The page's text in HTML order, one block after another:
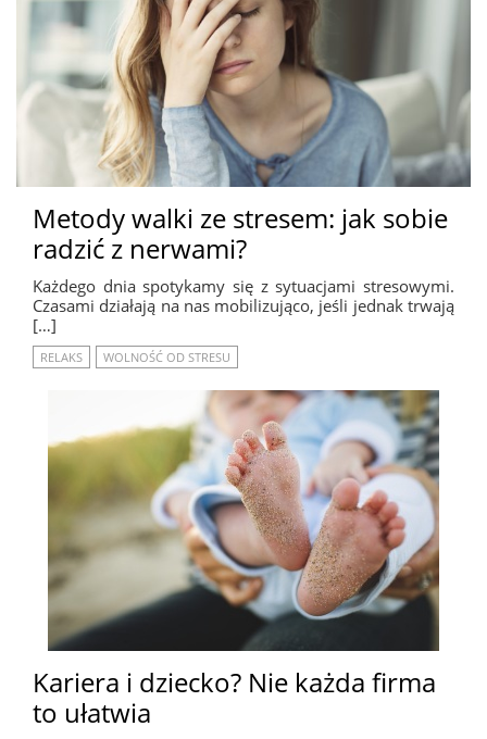
Metody walki ze stresem: jak sobie
radzić z nerwami?
Każdego dnia spotykamy się z sytuacjami stresowymi.
Czasami działają na nas mobilizująco, jeśli jednak trwają
[…]
RELAKS WOLNOŚĆ OD STRESU
Kariera i dziecko? Nie każda firma
to ułatwia